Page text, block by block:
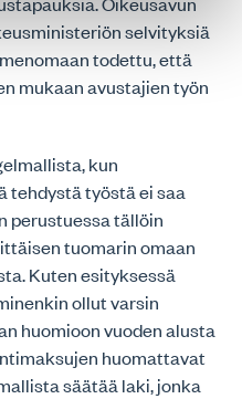
selvityksiä
todettu, että
mukaan avustajien työn
kun
tehdystä työstä ei saa
perustuessa tällöin
tuomarin omaan
Kuten esityksessä
ollut varsin
huomioon vuoden alusta
huomattavat
säätää laki, jonka